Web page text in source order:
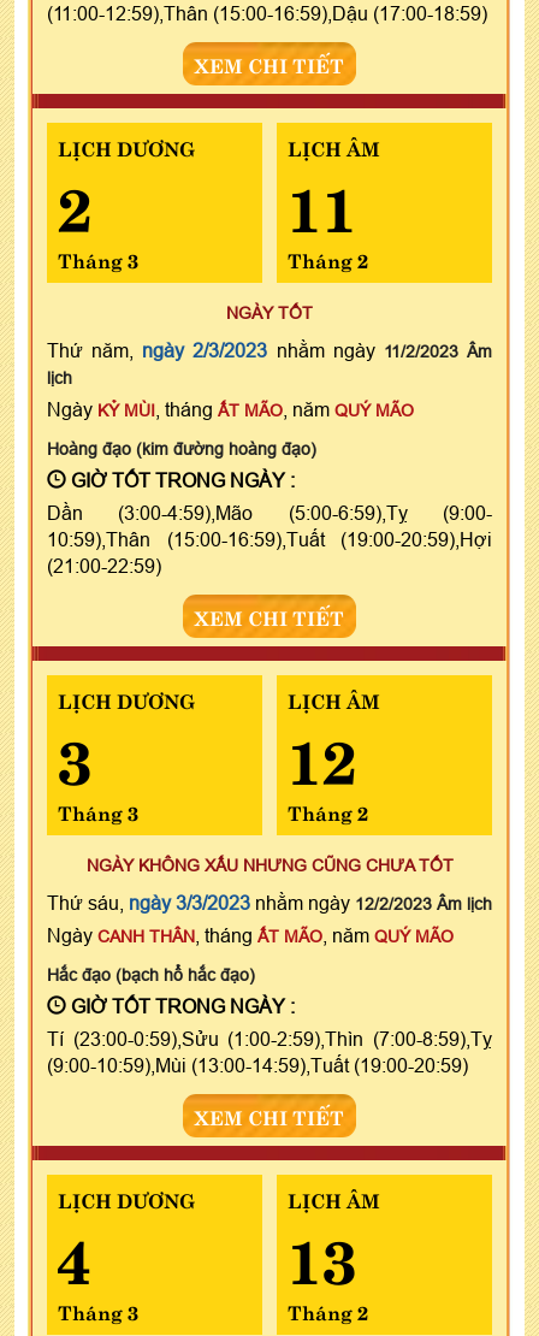
(11:00-12:59),Thân (15:00-16:59),Dậu (17:00-18:59)
XEM CHI TIẾT
LỊCH DƯƠNG
2
Tháng 3
LỊCH ÂM
11
Tháng 2
NGÀY TỐT
Thứ năm, ngày 2/3/2023 nhằm ngày 11/2/2023 Âm
lịch
Ngày KỶ MÙI , tháng ẤT MÃO , năm QUÝ MÃO
Hoàng đạo (kim đường hoàng đạo)
GIỜ TỐT TRONG NGÀY :
Dần (3:00-4:59),Mão (5:00-6:59),Tỵ (9:00-
10:59),Thân (15:00-16:59),Tuất (19:00-20:59),Hợi
(21:00-22:59)
XEM CHI TIẾT
LỊCH DƯƠNG
3
Tháng 3
LỊCH ÂM
12
Tháng 2
NGÀY KHÔNG XẤU NHƯNG CŨNG CHƯA TỐT
Thứ sáu, ngày 3/3/2023 nhằm ngày 12/2/2023 Âm lịch
Ngày CANH THÂN , tháng ẤT MÃO , năm QUÝ MÃO
Hắc đạo (bạch hổ hắc đạo)
GIỜ TỐT TRONG NGÀY :
Tí (23:00-0:59),Sửu (1:00-2:59),Thìn (7:00-8:59),Tỵ
(9:00-10:59),Mùi (13:00-14:59),Tuất (19:00-20:59)
XEM CHI TIẾT
LỊCH DƯƠNG
4
Tháng 3
LỊCH ÂM
13
Tháng 2